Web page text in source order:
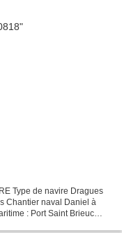
Type de navire Dragues
Chantier naval Daniel à
: Port Saint Brieuc